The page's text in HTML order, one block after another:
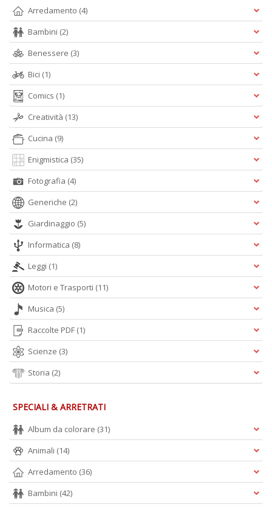
Arredamento (4)
Bambini (2)
Benessere (3)
Bici (1)
Comics (1)
Creatività (13)
Cucina (9)
Enigmistica (35)
Fotografia (4)
Generiche (2)
Giardinaggio (5)
Informatica (8)
Leggi (1)
Motori e Trasporti (11)
Musica (5)
Raccolte PDF (1)
Scienze (3)
Storia (2)
SPECIALI & ARRETRATI
Album da colorare (31)
Animali (14)
Arredamento (36)
Bambini (42)